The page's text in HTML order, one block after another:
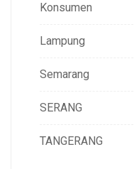
Konsumen
Lampung
Semarang
SERANG
TANGERANG